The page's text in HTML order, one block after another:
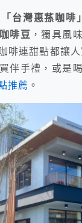
「台灣惠蓀咖啡
啡豆 ，獨具風
啡連甜點都讓
伴手禮，或是
推薦 。